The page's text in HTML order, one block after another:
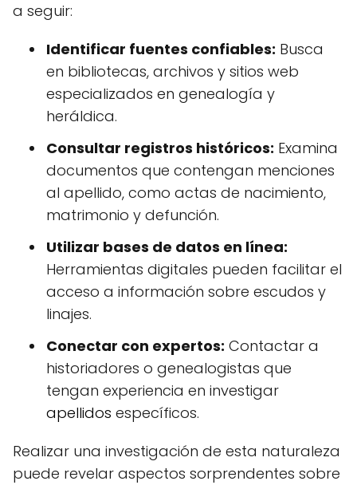
a seguir:
Identificar fuentes confiables: Busca
en bibliotecas, archivos y sitios web
especializados en genealogía y
heráldica.
Consultar registros históricos: Examina
documentos que contengan menciones
al apellido, como actas de nacimiento,
matrimonio y defunción.
Utilizar bases de datos en línea:
Herramientas digitales pueden facilitar el
acceso a información sobre escudos y
linajes.
Conectar con expertos: Contactar a
historiadores o genealogistas que
tengan experiencia en investigar
apellidos específicos.
Realizar una investigación de esta naturaleza
puede revelar aspectos sorprendentes sobre